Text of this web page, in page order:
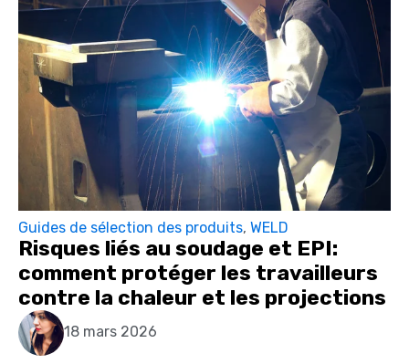
Guides de sélection des produits, WELD
Risques liés au soudage et EPI:
comment protéger les travailleurs
contre la chaleur et les projections
18 mars 2026